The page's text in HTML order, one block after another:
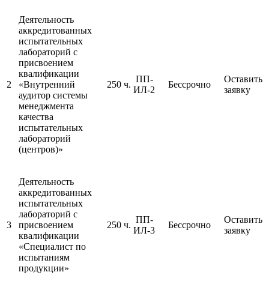
2
Деятельность
аккредитованных
испытательных
лабораторий с
присвоением
квалификации
«Внутренний
аудитор системы
менеджмента
качества
испытательных
лабораторий
(центров)»
250 ч.
ПП-
ИЛ-2
Бессрочно
Оставить
заявку
3
Деятельность
аккредитованных
испытательных
лабораторий с
присвоением
квалификации
«Специалист по
испытаниям
продукции»
250 ч.
ПП-
ИЛ-3
Бессрочно
Оставить
заявку